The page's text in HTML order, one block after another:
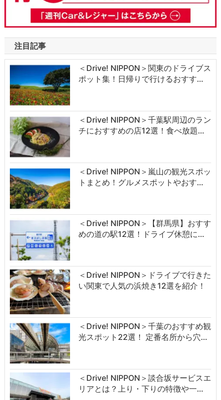
注目記事
＜Drive! NIPPON＞関東のドライブス
ポット集！日帰りで行けるおすす…
＜Drive! NIPPON＞千葉駅周辺のラン
チにおすすめの店12選！食べ放題…
＜Drive! NIPPON＞嵐山の観光スポッ
トまとめ！グルメスポットやおす…
＜Drive! NIPPON＞【群馬県】おすす
めの道の駅12選！ドライブ休憩に…
＜Drive! NIPPON＞ドライブで行きた
い関東で人気の浜焼き12選を紹介！
＜Drive! NIPPON＞千葉のおすすめ観
光スポット22選！ 定番名所から穴…
＜Drive! NIPPON＞談合坂サービスエ
リアとは？上り・下りの特徴や一…